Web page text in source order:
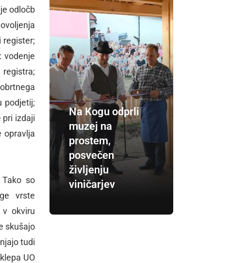
odločb
register;
vodenje
podjetij;
pri izdaji
opravlja
so
vrste
v okviru
skušajo
tudi
UO
Na Kogu odprli
muzej na
prostem,
posvečen
življenju
viničarjev